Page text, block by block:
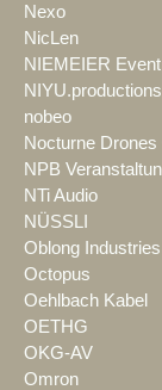
Nexo
NicLen
NIEMEIER Event
NIYU.productions
nobeo
Nocturne Drones
NPB
NTi Audio
NÜSSLI
Oblong Industries
Octopus
Oehlbach Kabel
OETHG
OKG-AV
Omron